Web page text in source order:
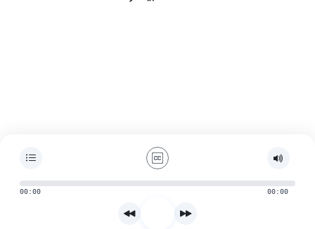
00:00 00:00